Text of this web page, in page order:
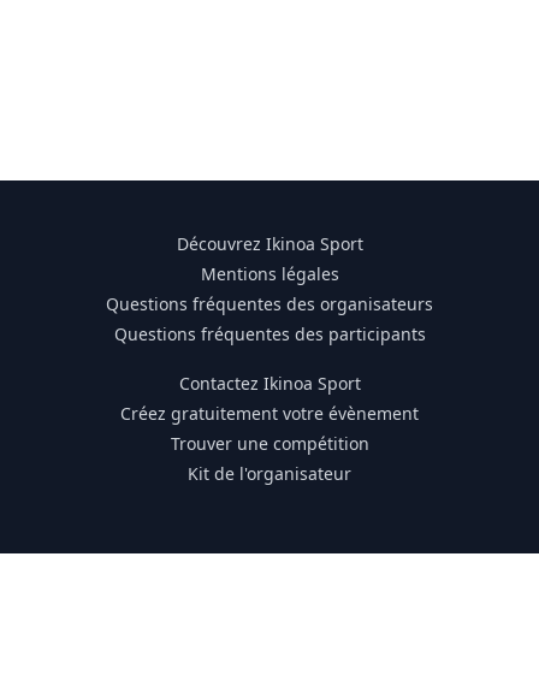
Découvrez Ikinoa Sport
Mentions légales
Questions fréquentes des organisateurs
Questions fréquentes des participants
Contactez Ikinoa Sport
Créez gratuitement votre évènement
Trouver une compétition
Kit de l'organisateur